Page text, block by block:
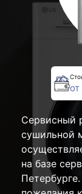
Сервисный
сушильной
на базе